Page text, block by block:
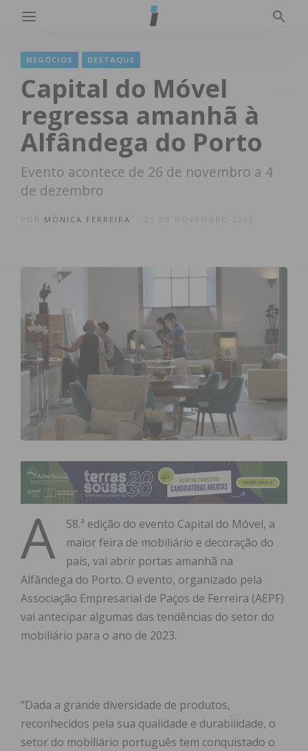
NEGÓCIOS DESTAQUE
Capital do Móvel
regressa amanhã à
Alfândega do Porto
Evento acontece de 26 de novembro a 4
de dezembro
MÓNICA FERREIRA
A
58.ª edição do evento Capital do Móvel, a
maior feira de mobiliário e decoração do
país, vai abrir portas amanhã na
Alfândega do Porto. O evento, organizado pela
Associação Empresarial de Paços de Ferreira (AEPF)
vai antecipar algumas das tendências do setor do
mobiliário para o ano de 2023.
“Dada a grande diversidade de produtos,
reconhecidos pela sua qualidade e durabilidade, o
setor do mobiliário português tem conquistado o